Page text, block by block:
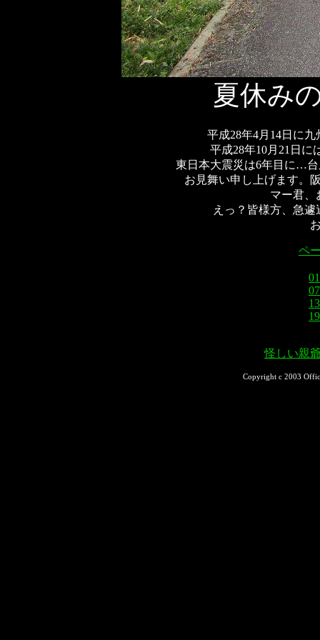
夏休み
平成28年4月14日に
平成28年10月21日に
東日本大震災は6年目に…
お見舞い申し上げます。
マー君、
えっ？皆様方、急
ペ
01
07
13
19
怪しい親
Copyright c 2003